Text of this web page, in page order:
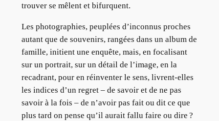
trouver se mêlent et bifurquent.
Les photographies, peuplées d’inconnus proches
autant que de souvenirs, rangées dans un album de
famille, initient une enquête, mais, en focalisant
sur un portrait, sur un détail de l’image, en la
recadrant, pour en réinventer le sens, livrent-elles
les indices d’un regret – de savoir et de ne pas
savoir à la fois – de n’avoir pas fait ou dit ce que
plus tard on pense qu’il aurait fallu faire ou dire ?